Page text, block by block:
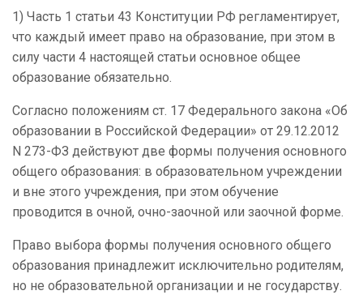
1) Часть 1 статьи 43 Конституции РФ регламентирует,
что каждый имеет право на образование, при этом в
силу части 4 настоящей статьи основное общее
образование обязательно.
Согласно положениям ст. 17 Федерального закона «Об
образовании в Российской Федерации» от 29.12.2012
N 273-ФЗ действуют две формы получения основного
общего образования: в образовательном учреждении
и вне этого учреждения, при этом обучение
проводится в очной, очно-заочной или заочной форме.
Право выбора формы получения основного общего
образования принадлежит исключительно родителям,
но не образовательной организации и не государству.